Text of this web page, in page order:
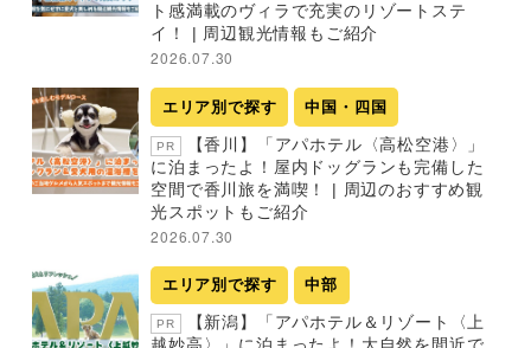
ト感満載のヴィラで充実のリゾートステ
イ！ | 周辺観光情報もご紹介
2026.07.30
エリア別で探す 中国・四国
PR
【香川】「アパホテル〈高松空港〉」
に泊まったよ！屋内ドッグランも完備した
空間で香川旅を満喫！ | 周辺のおすすめ観
光スポットもご紹介
2026.07.30
エリア別で探す 中部
PR
【新潟】「アパホテル＆リゾート〈上